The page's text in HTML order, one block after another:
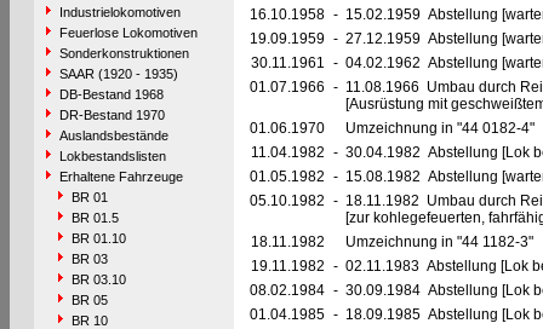
Industrielokomotiven
Feuerlose Lokomotiven
Sonderkonstruktionen
SAAR (1920 - 1935)
DB-Bestand 1968
DR-Bestand 1970
Auslandsbestände
Lokbestandslisten
Erhaltene Fahrzeuge
BR 01
BR 01.5
BR 01.10
BR 03
BR 03.10
BR 05
BR 10
16.10.1958 - 15.02.1959 Abstellung
19.09.1959 - 27.12.1959 Abstellung
30.11.1961 - 04.02.1962 Abstellung
01.07.1966 - 11.08.1966 Umbau durch
[Ausrüstung mit
01.06.1970
Umzeichnung in "44 0182-4"
11.04.1982 - 30.04.1982 Abstellung [Lok
01.05.1982 - 15.08.1982 Abstellung
05.10.1982 - 18.11.1982 Umbau durch
[zur kohlegefeuerten,
18.11.1982
Umzeichnung in "44 1182-3"
19.11.1982 - 02.11.1983 Abstellung [Lok
08.02.1984 - 30.09.1984 Abstellung [Lok
01.04.1985 - 18.09.1985 Abstellung [Lok